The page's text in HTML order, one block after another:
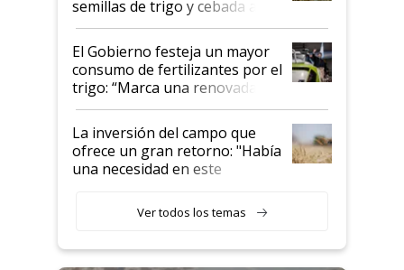
semillas de trigo y cebada a
granel
El Gobierno festeja un mayor
consumo de fertilizantes por el
trigo: “Marca una renovada
confianza de los productores”
La inversión del campo que
ofrece un gran retorno: "Había
una necesidad en este
Ver todos los temas